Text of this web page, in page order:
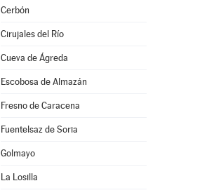
Cerbón
Cirujales del Río
Cueva de Ágreda
Escobosa de Almazán
Fresno de Caracena
Fuentelsaz de Soria
Golmayo
La Losilla